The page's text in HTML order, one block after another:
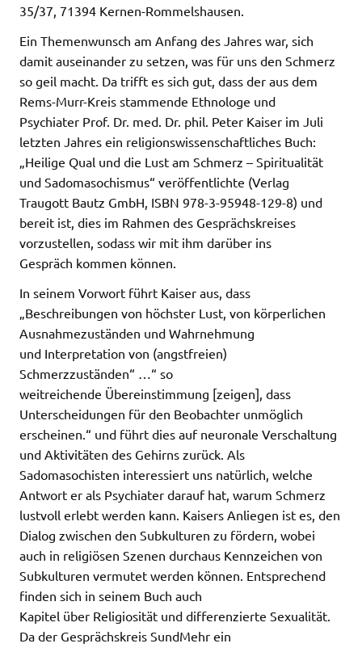
35/37, 71394 Kernen-Rommelshausen.
Ein Themenwunsch am Anfang des Jahres war, sich
damit auseinander zu setzen, was für uns den Schmerz
so geil macht. Da trifft es sich gut, dass der aus dem
Rems-Murr-Kreis stammende Ethnologe und
Psychiater Prof. Dr. med. Dr. phil. Peter Kaiser im Juli
letzten Jahres ein religionswissenschaftliches Buch:
„Heilige Qual und die Lust am Schmerz – Spiritualität
und Sadomasochismus“ veröffentlichte (Verlag
Traugott Bautz GmbH, ISBN 978-3-95948-129-8) und
bereit ist, dies im Rahmen des Gesprächskreises
vorzustellen, sodass wir mit ihm darüber ins
Gespräch kommen können.
In seinem Vorwort führt Kaiser aus, dass
„Beschreibungen von höchster Lust, von körperlichen
Ausnahmezuständen und Wahrnehmung
und Interpretation von (angstfreien)
Schmerzzuständen“ …“ so
weitreichende Übereinstimmung [zeigen], dass
Unterscheidungen für den Beobachter unmöglich
erscheinen.“ und führt dies auf neuronale Verschaltung
und Aktivitäten des Gehirns zurück. Als
Sadomasochisten interessiert uns natürlich, welche
Antwort er als Psychiater darauf hat, warum Schmerz
lustvoll erlebt werden kann. Kaisers Anliegen ist es, den
Dialog zwischen den Subkulturen zu fördern, wobei
auch in religiösen Szenen durchaus Kennzeichen von
Subkulturen vermutet werden können. Entsprechend
finden sich in seinem Buch auch
Kapitel über Religiosität und differenzierte Sexualität.
Da der Gesprächskreis SundMehr ein